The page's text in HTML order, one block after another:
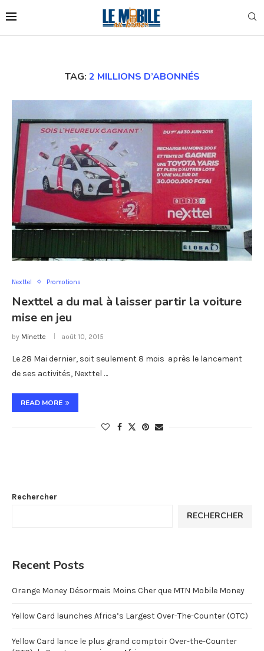
TAG: 2 MILLIONS D’ABONNÉS
Nexttel Promotions
Nexttel a du mal à laisser partir la voiture
mise en jeu
by Minette août 10, 2015
Le 28 Mai dernier, soit seulement 8 mois après le lancement
de ses activités, Nexttel …
READ MORE
Rechercher
RECHERCHER
Recent Posts
Orange Money Désormais Moins Cher que MTN Mobile Money
Yellow Card launches Africa’s Largest Over-The-Counter (OTC)
Yellow Card lance le plus grand comptoir Over-the-Counter